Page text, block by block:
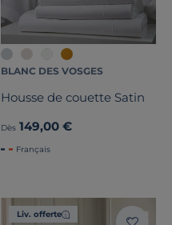
BLANC DES VOSGES
Housse de couette Satin
Dès 149,00 €
Français
Liv. offerte